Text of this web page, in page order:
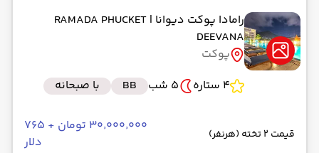
رامادا پوکت دیوانا | RAMADA PHUCKET
DEEVANA
پوکت
4 ستاره
5 شب BB با صبحانه
قیمت 2 تخته (هرنفر)
۳۰٬۰۰۰٬۰۰۰ تومان + ۷۶۵
دلار